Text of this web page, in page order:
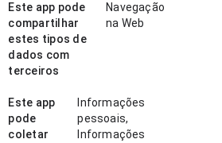
a idade.
Este app pode
compartilhar
estes tipos de
dados com
terceiros
Navegação
na Web
Este app
pode
coletar
Informações
pessoais,
Informações